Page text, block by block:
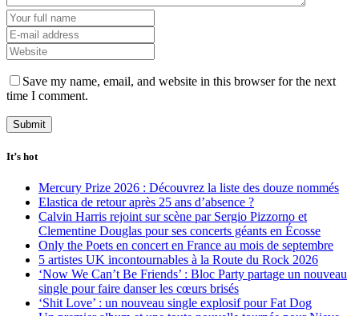
Save my name, email, and website in this browser for the next
time I comment.
It’s hot
Mercury Prize 2026 : Découvrez la liste des douze nommés
Elastica de retour après 25 ans d’absence ?
Calvin Harris rejoint sur scène par Sergio Pizzorno et
Clementine Douglas pour ses concerts géants en Écosse
Only the Poets en concert en France au mois de septembre
5 artistes UK incontournables à la Route du Rock 2026
‘Now We Can’t Be Friends’ : Bloc Party partage un nouveau
single pour faire danser les cœurs brisés
‘Shit Love’ : un nouveau single explosif pour Fat Dog